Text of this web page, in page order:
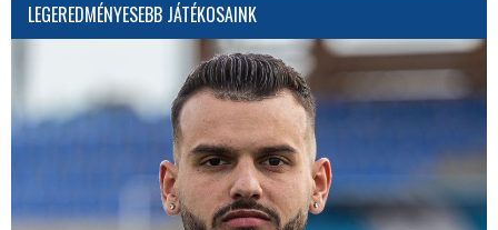
LEGEREDMÉNYESEBB JÁTÉKOSAINK